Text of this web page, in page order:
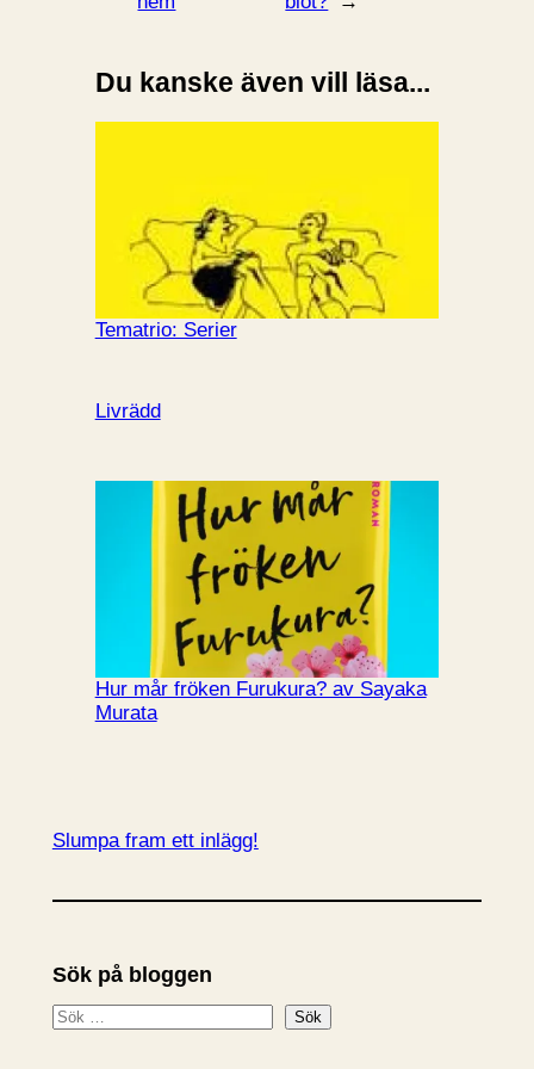
Du kanske även vill läsa...
Tematrio: Serier
Livrädd
Hur mår fröken Furukura? av Sayaka
Murata
Slumpa fram ett inlägg!
Sök på bloggen
S
Sök